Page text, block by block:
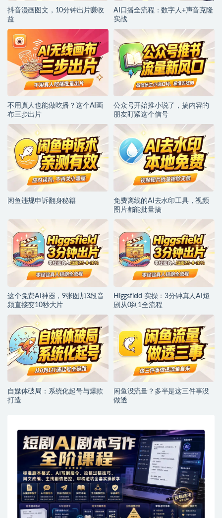
抖音漫画图文，10分钟出片赚收
益
AI口播全流程：数字人+声音克隆
实战
不用真人也能做吃播？这个AI画
布三步出片
公众号开始推小说了，搞内容的
朋友盯紧这个信号
闲鱼违规申诉翻身秘籍
免费离线的AI去水印工具，视频
图片都能批量搞
这个免费AI神器，9张图加3段音
频直接变10秒大片
Higgsfield 实操：3分钟真人AI短
剧从0到1全流程
自媒体破局：系统化起号与爆款
打造
闲鱼没流量？多半是这三件事没
做透